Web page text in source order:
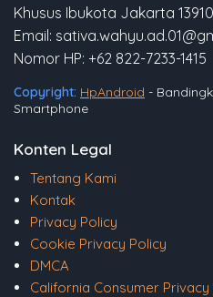
Khusus Ibukota Jakarta 13910
Email:
Nomor HP: +62 822-7233-1415
Copyright: HpAndroid -
Smartphone
Konten Legal
Tentang Kami
Kontak
Privacy Policy
Cookie Privacy Policy
DMCA
California Consumer Privacy